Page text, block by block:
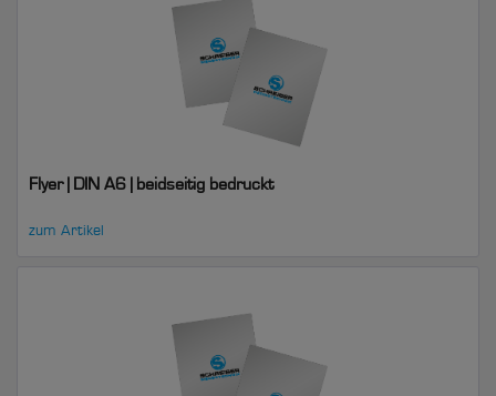
Flyer | DIN A6 | beidseitig bedruckt
zum Artikel